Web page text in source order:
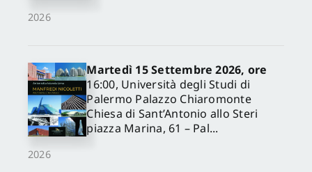
2026
2026
Martedì 15 Settembre 2026, ore
16:00, Università degli Studi di
Palermo Palazzo Chiaromonte
Chiesa di Sant’Antonio allo Steri
piazza Marina, 61 – Pal...